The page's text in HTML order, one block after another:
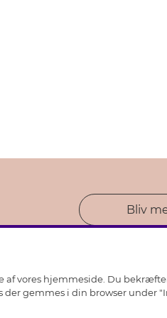
Bliv
vores hjemmeside. Du
gemmes i din browser under